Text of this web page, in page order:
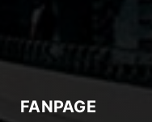
FANPAGE